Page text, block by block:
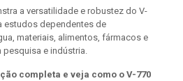
a versatilidade e robustez do V-
estudos dependentes de
materiais, alimentos, fármacos e
pesquisa e indústria.
completa e veja como o V-770